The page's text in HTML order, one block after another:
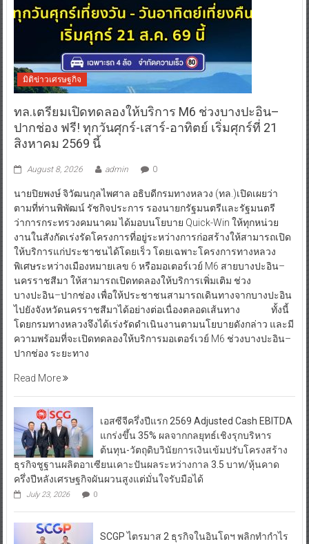
มิติข่าวเศรษฐกิจ
ทล.เตรียมเปิดทดลองให้บริการ M6 ช่วงบางปะอิน–
ปากช่อง ฟรี! ทุกวันศุกร์-เสาร์-อาทิตย์ เริ่มศุกร์ที่ 21
สิงหาคม 2569 นี้
August 8, 2026 admin 0
นายปิยพงษ์ จิวัฒนกุลไพศาล อธิบดีกรมทางหลวง (ทล.)เปิดเผยว่า
ตามที่ท่านพิพัฒน์ รัชกิจประการ รองนายกรัฐมนตรีและรัฐมนตรี
ว่าการกระทรวงคมนาคม ได้มอบนโยบาย Quick-Win ให้ทุกหน่วย
งานในสังกัดเร่งรัดโครงการที่อยู่ระหว่างการก่อสร้างให้สามารถเปิด
ให้บริการแก่ประชาชนได้โดยเร็ว โดยเฉพาะโครงการทางหลวง
พิเศษระหว่างเมืองหมายเลข 6 หรือมอเตอร์เวย์ M6 สายบางปะอิน–
นครราชสีมา ให้สามารถเปิดทดลองให้บริการเพิ่มเติม ช่วง
บางปะอิน–ปากช่อง เพื่อให้ประชาชนสามารถเดินทางจากบางปะอิน
ไปยังจังหวัดนครราชสีมาได้อย่างต่อเนื่องตลอดเส้นทาง ทั้งนี้
โดยกรมทางหลวงจึงได้เร่งรัดดำเนินงานตามนโยบายดังกล่าว และมี
ความพร้อมที่จะเปิดทดลองให้บริการมอเตอร์เวย์ M6 ช่วงบางปะอิน–
ปากช่อง ระยะทาง
Read More
เอสซีจีครึ่งปีแรก 2569 Adjusted Cash EBITDA
แกร่งขึ้น 35% ผลจากกลยุทธ์เชิงรุกบริหาร
ต้นทุน-วัตถุดิบวินัยการเงินเข้มปรับโครงสร้าง
ธุรกิจชูฐานผลิตอาเซียนเคาะปันผลระหว่างกาล 3.5 บาท/หุ้นคาด
ครึ่งปีหลังเศรษฐกิจผันผวนสูงแต่มั่นใจรับมือได้
July 23, 2026 0
SCGP ไตรมาส 2 ธุรกิจในอินโดฯ พลิกทำกำไร